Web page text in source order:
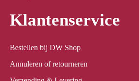
Klantenservice
Bestellen bij DW Shop
Annuleren of retourneren